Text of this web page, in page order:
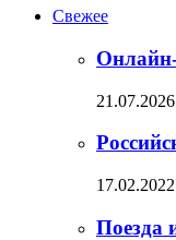
Свежее
Поезда